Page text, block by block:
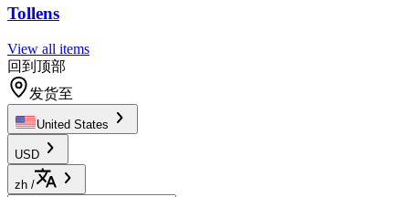
Tollens
View all items
回到顶部
发货至
United States
USD
zh /